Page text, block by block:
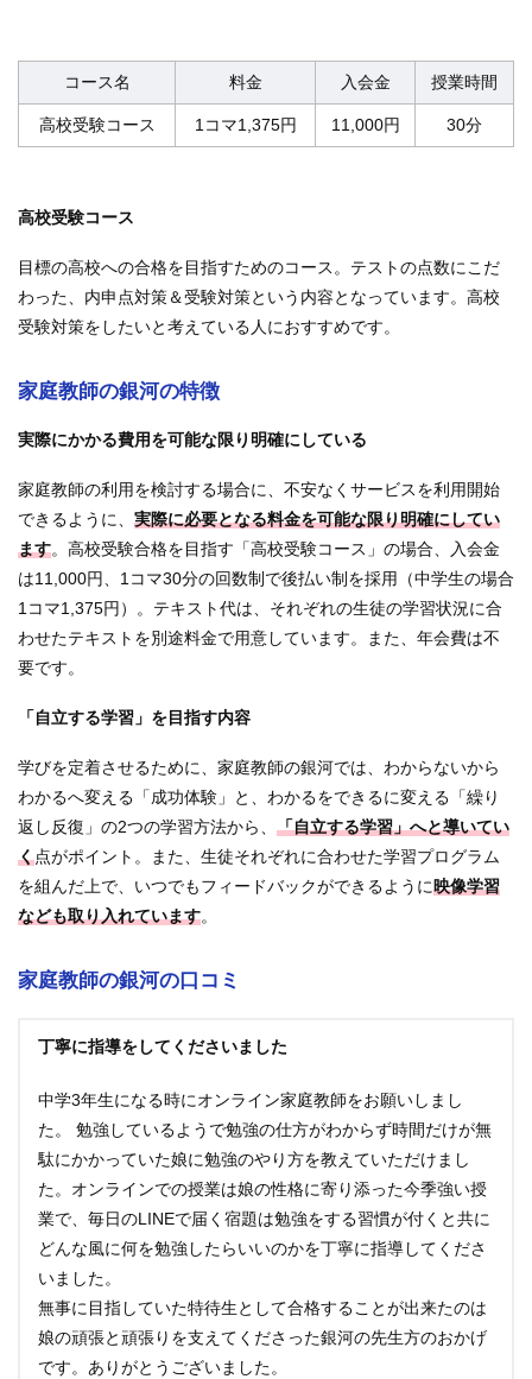
コース名 料金 入会金 授業時間
高校受験コース 1コマ1,375円 11,000円 30分
高校受験コース
目標の高校への合格を目指すためのコース。テストの点数にこだ
わった、内申点対策＆受験対策という内容となっています。高校
受験対策をしたいと考えている人におすすめです。
家庭教師の銀河の特徴
実際にかかる費用を可能な限り明確にしている
家庭教師の利用を検討する場合に、不安なくサービスを利用開始
できるように、 実際に必要となる料金を可能な限り明確にしてい
ます。高校受験合格を目指す「高校受験コース」の場合、入会金
は11,000円、1コマ30分の回数制で後払い制を採用（中学生の場合
1コマ1,375円）。テキスト代は、それぞれの生徒の学習状況に合
わせたテキストを別途料金で用意しています。また、年会費は不
要です。
「自立する学習」を目指す内容
学びを定着させるために、家庭教師の銀河では、わからないから
わかるへ変える「成功体験」と、わかるをできるに変える「繰り
返し反復」の2つの学習方法から、 「自立する学習」へと導いてい
く点がポイント。また、生徒それぞれに合わせた学習プログラム
を組んだ上で、いつでもフィードバックができるように映像学習
なども取り入れています。
家庭教師の銀河の口コミ
丁寧に指導をしてくださいました
中学3年生になる時にオンライン家庭教師をお願いしまし
た。 勉強しているようで勉強の仕方がわからず時間だけが無
駄にかかっていた娘に勉強のやり方を教えていただけまし
た。オンラインでの授業は娘の性格に寄り添った今季強い授
業で、毎日のLINEで届く宿題は勉強をする習慣が付くと共に
どんな風に何を勉強したらいいのかを丁寧に指導してくださ
いました。
無事に目指していた特待生として合格することが出来たのは
娘の頑張と頑張りを支えてくださった銀河の先生方のおかげ
です。ありがとうございました。